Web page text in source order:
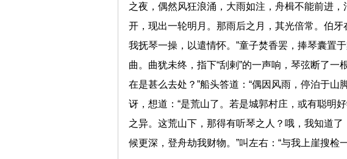
之夜，偶然风狂浪涌，大雨如注，舟楫不能前进
开，现出一轮明月。那雨后之月，其光倍常。伯
我抚琴一操，以遣情怀。”童子焚香罢，捧琴囊置
曲。曲犹未终，指下“刮剌”的一声响，琴弦断了一
在是甚么去处？”船头答道：“偶因风雨，停泊于山
讶，想道：“是荒山了。若是城郭村庄，或有聪明
之异。这荒山下，那得有听琴之人？哦，我知道
候更深，登舟劫我财物。”叫左右：“与我上崖搜